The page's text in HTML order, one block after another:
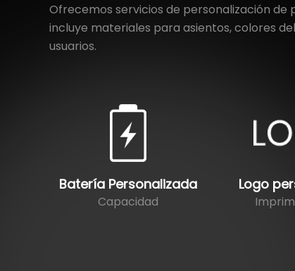
Ofrecemos servicios de personalización
incluye materiales para asientos, colores
usuarios.
Batería Personalizada
Capacidad
Logo